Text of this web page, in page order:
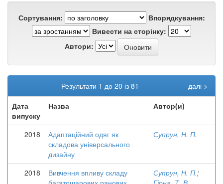
Сортування:
Впорядкування:
Вивести на сторінку:
Автори:
Результати 1 до 20 із 81
далі >
Дата
випуску
Назва Автор(и)
2018
Адаптаційний одяг як
складова універсального
дизайну
Супрун, Н. П.
2018
Вивчення впливу складу
Супрун, Н. П.;